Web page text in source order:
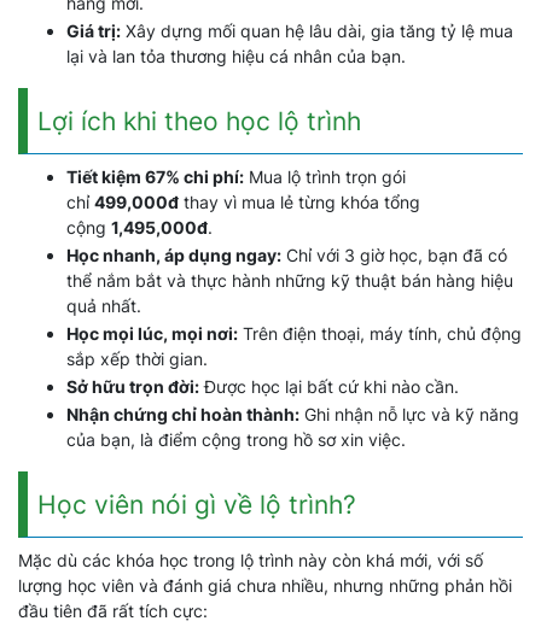
Giá trị: Xây dựng mối quan hệ lâu dài, gia tăng tỷ lệ mua
lại và lan tỏa thương hiệu cá nhân của bạn.
Lợi ích khi theo học lộ trình
Tiết kiệm 67% chi phí: Mua lộ trình trọn gói
chỉ 499,000đ thay vì mua lẻ từng khóa tổng
cộng 1,495,000đ.
Học nhanh, áp dụng ngay: Chỉ với 3 giờ học, bạn đã có
thể nắm bắt và thực hành những kỹ thuật bán hàng hiệu
quả nhất.
Học mọi lúc, mọi nơi: Trên điện thoại, máy tính, chủ động
sắp xếp thời gian.
Sở hữu trọn đời:Được học lại bất cứ khi nào cần.
Nhận chứng chỉ hoàn thành: Ghi nhận nỗ lực và kỹ năng
của bạn, là điểm cộng trong hồ sơ xin việc.
Học viên nói gì về lộ trình?
Mặc dù các khóa học trong lộ trình này còn khá mới, với số
lượng học viên và đánh giá chưa nhiều, nhưng những phản hồi
đầu tiên đã rất tích cực: